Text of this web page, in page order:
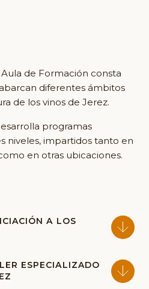
de Formación consta
diferentes ámbitos
de los vinos de Jerez.
programas
niveles, impartidos tanto en
en otras ubicaciones.
A LOS
ESPECIALIZADO